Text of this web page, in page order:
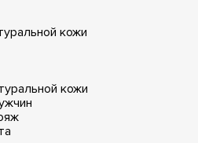
кожи
кожи